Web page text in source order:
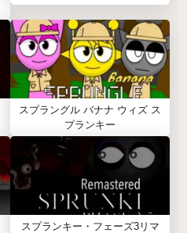
スプラングル バナナ ウィズ ス
プランキー
スプランキー・フェーズ3リマ